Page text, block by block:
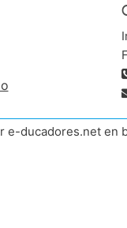
ducadores.net en